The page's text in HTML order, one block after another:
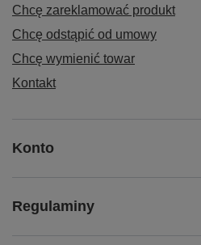
Chcę zareklamować produkt
Chcę odstąpić od umowy
Chcę wymienić towar
Kontakt
Konto
Regulaminy